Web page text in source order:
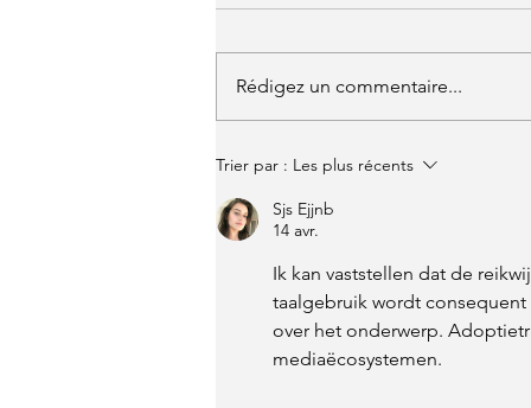
Rédigez un commentaire...
Trier par : Les plus récents
Sjs Ejjnb
14 avr.
Ik kan vaststellen dat de
taalgebruik wordt
over het onderwerp.
mediaëcosystemen.